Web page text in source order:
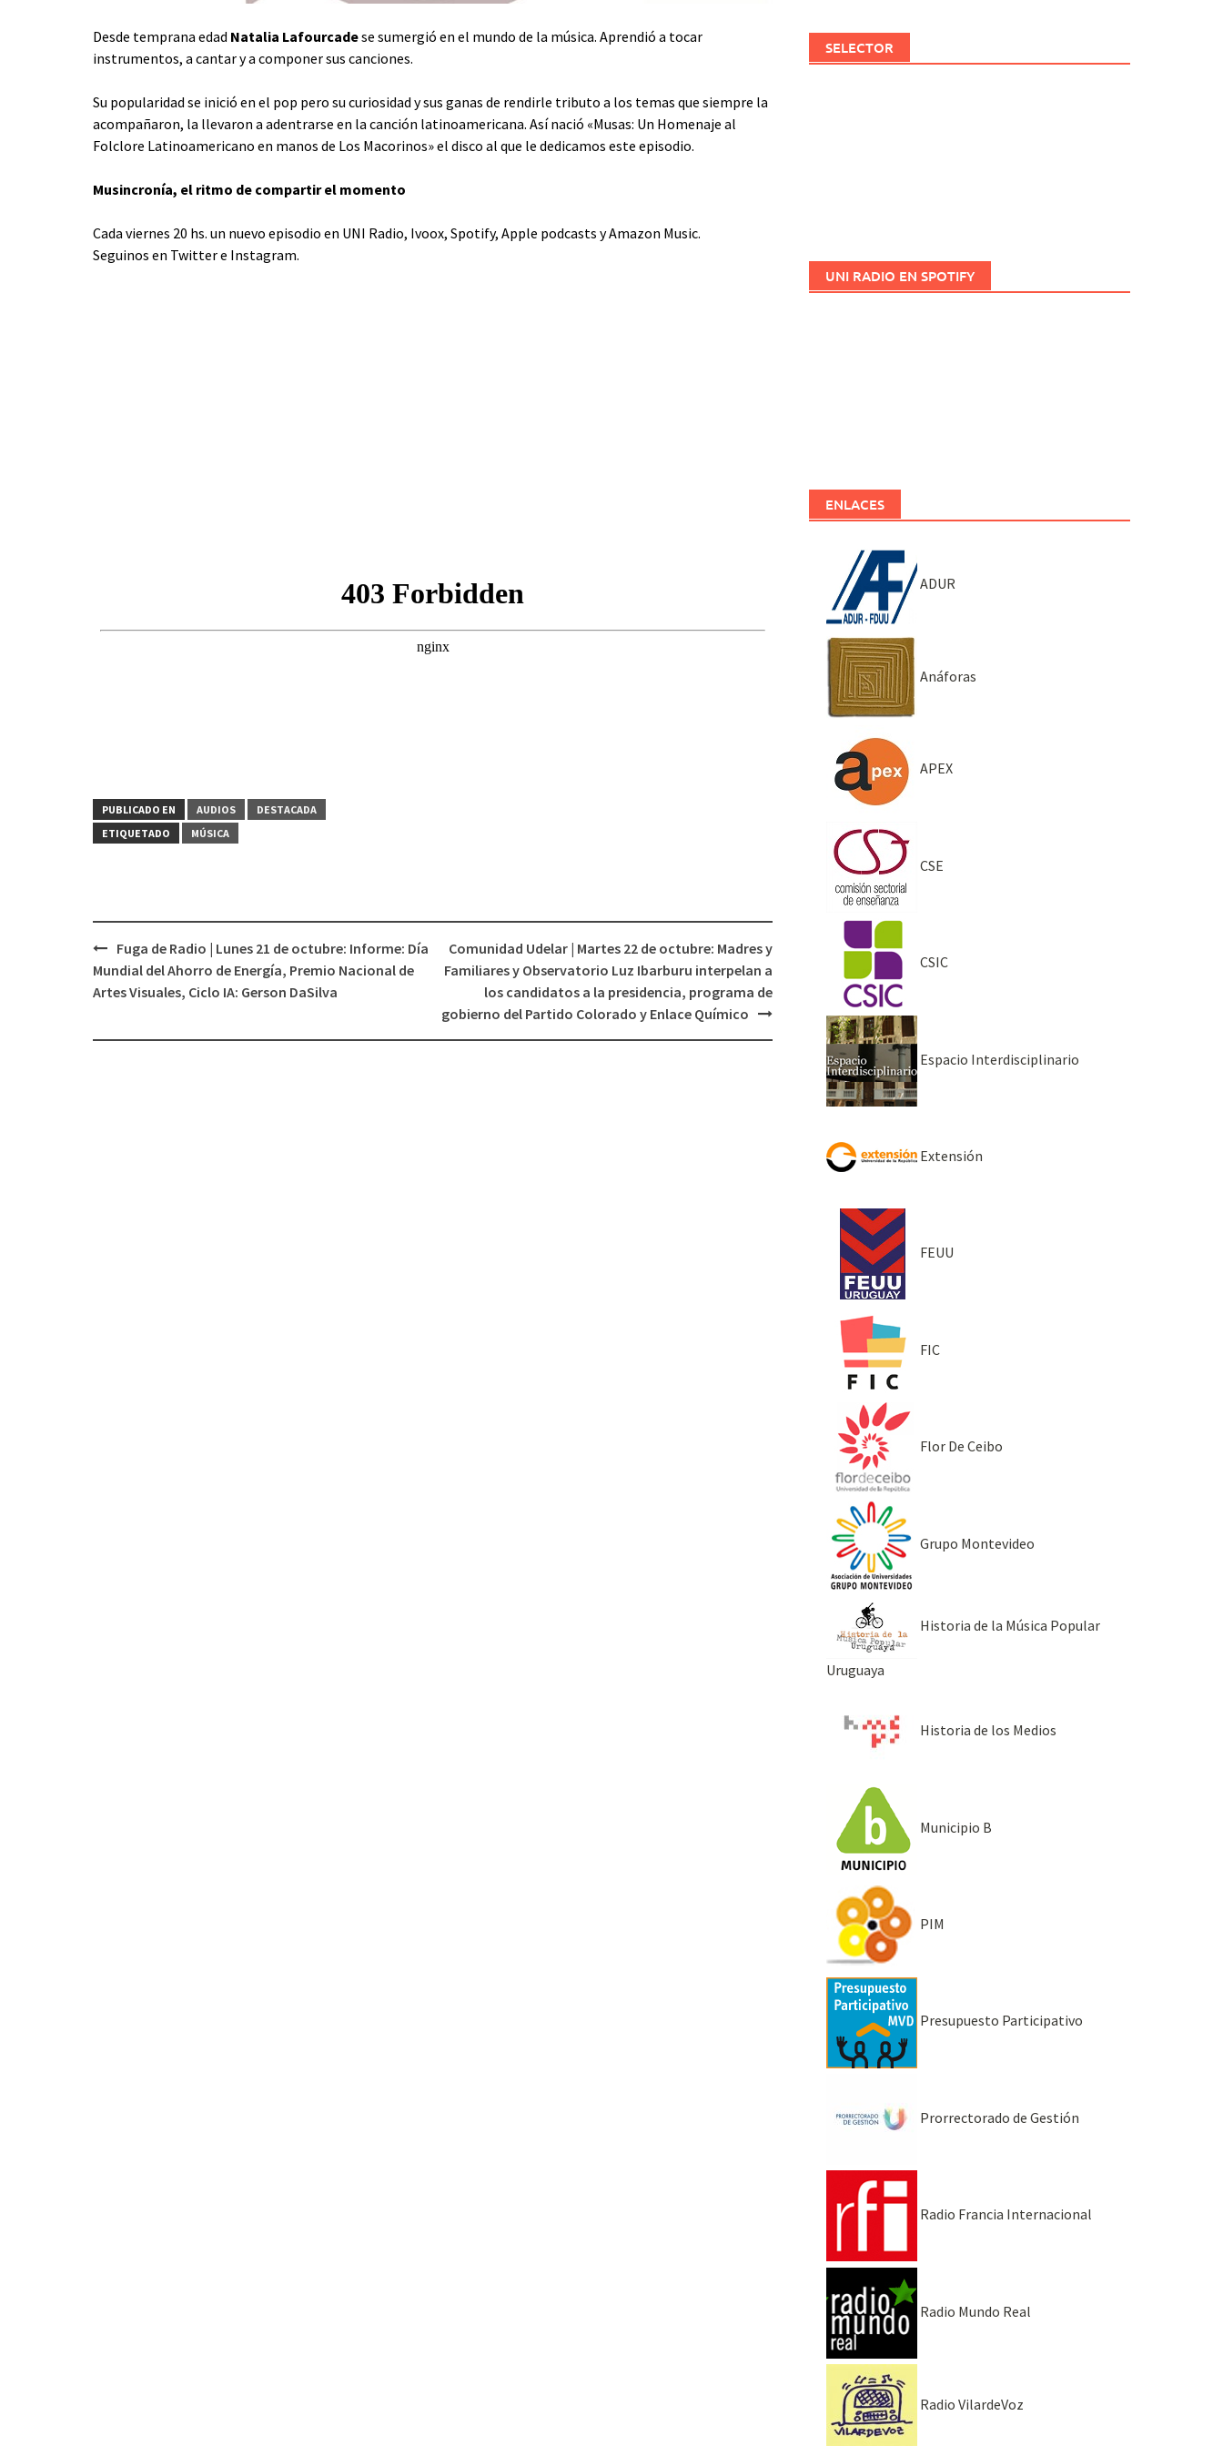
Desde temprana edad Natalia Lafourcadese sumergió en el mundo de la música. Aprendió a tocar
instrumentos, a cantar y a componer sus canciones.
Su popularidad se inició en el pop pero su curiosidad y sus ganas de rendirle tributo a los temas que siempre la
acompañaron, la llevaron a adentrarse en la canción latinoamericana. Así nació «Musas: Un Homenaje al
Folclore Latinoamericano en manos de Los Macorinos» el disco al que le dedicamos este episodio.
Musincronía, el ritmo de compartir el momento
Cada viernes 20 hs. un nuevo episodio en UNI Radio, Ivoox, Spotify, Apple podcasts yAmazon Music.
Seguinos en Twittere Instagram.
PUBLICADO EN AUDIOS
DESTACADA
ETIQUETADO
MÚSICA
Navegación
de
Fuga de Radio | Lunes 21 de octubre: Informe: Día
Mundial del Ahorro de Energía, Premio Nacional de
Artes Visuales, Ciclo IA: Gerson DaSilva
Comunidad Udelar | Martes 22 de octubre: Madres y
Familiares y Observatorio Luz Ibarburu interpelan a
los candidatos a la presidencia, programa de
gobierno del Partido Colorado y Enlace Químico
SELECTOR
UNI RADIO EN SPOTIFY
ENLACES
ADUR
Anáforas
APEX
CSE
CSIC
Espacio Interdisciplinario
Extensión
FEUU
FIC
Flor De Ceibo
Grupo Montevideo
Historia de la Música Popular
Uruguaya
Historia de los Medios
Municipio B
PIM
Presupuesto Participativo
Prorrectorado de Gestión
Radio Francia Internacional
Radio Mundo Real
Radio VilardeVoz